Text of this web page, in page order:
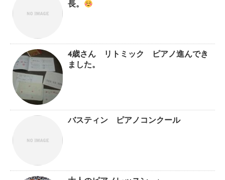
長。
4歳さん リトミック ピアノ進んでき
ました。
バスティン ピアノコンクール